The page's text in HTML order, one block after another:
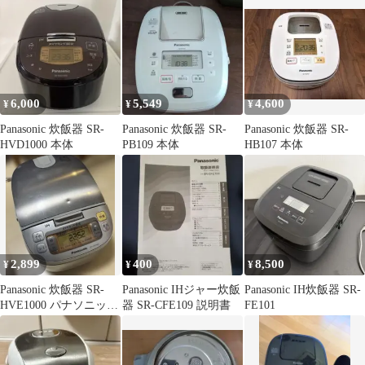
¥6,000
Panasonic 炊飯器 SR-
HVD1000 本体
¥5,549
Panasonic 炊飯器 SR-
PB109 本体
¥4,600
Panasonic 炊飯器 SR-
HB107 本体
¥2,899
Panasonic 炊飯器 SR-
HVE1000 パナソニッ
ク 5.5合
¥400
Panasonic IHジャー炊飯
器 SR-CFE109 説明書
¥8,500
Panasonic IH炊飯器 SR-
FE101